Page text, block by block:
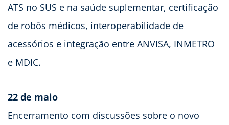
ATS no SUS e na saúde suplementar, certificação
de robôs médicos, interoperabilidade de
acessórios e integração entre ANVISA, INMETRO
e MDIC.
22 de maio
Encerramento com discussões sobre o novo